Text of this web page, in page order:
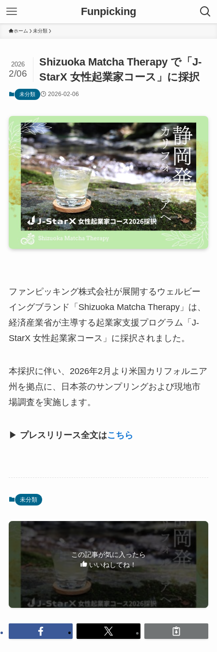
Funpicking
ホーム 未分類
Shizuoka Matcha Therapy で「J-
StarX 女性起業家コース」に採択
2026
2/06
未分類 2026-02-06
ファンピッキング株式会社が展開するウェルビー
イングブランド「Shizuoka Matcha Therapy」は、
経済産業省が主導する起業家支援プログラム「J-
StarX 女性起業家コース」に採択されました。
本採択に伴い、2026年2月より米国カリフォルニア
州を拠点に、日本茶のサンプリングおよび現地市
場調査を実施します。
▶ プレスリリース全文はこちら
未分類
この記事が気に入ったら
いいねしてね！